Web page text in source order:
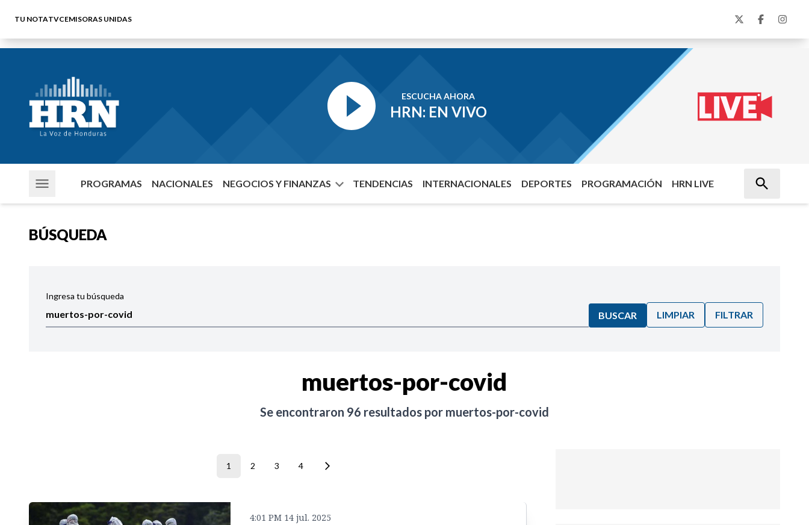
TU NOTATVCEMISORAS UNIDAS
ESCUCHA AHORA
HRN: EN VIVO
PROGRAMAS NACIONALES NEGOCIOS Y FINANZAS TENDENCIAS INTERNACIONALES DEPORTES PROGRAMACIÓN HRN LIVE
BÚSQUEDA
Ingresa tu búsqueda
BUSCAR LIMPIAR FILTRAR
muertos-por-covid
Se encontraron 96 resultados por muertos-por-covid
1 2 3 4
4:01 PM 14 jul. 2025